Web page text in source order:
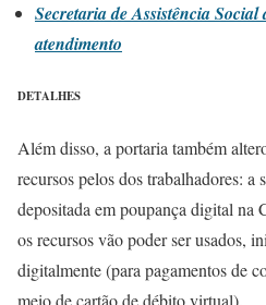
Secretaria de Assistência
atendimento
DETALHES
Além disso, a portaria também
recursos pelos dos trabalhadores: a
depositada em poupança digital na
os recursos vão poder ser usados,
digitalmente (para pagamentos de
meio de cartão de débito virtual).